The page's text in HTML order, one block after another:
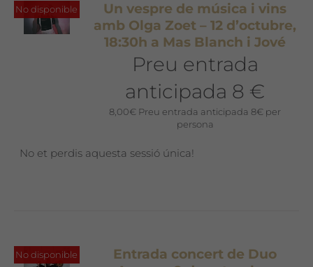
No disponible
Un vespre de música i vins
amb Olga Zoet – 12 d’octubre,
18:30h a Mas Blanch i Jové
Preu entrada
anticipada 8 €
8,00€ Preu entrada anticipada 8€ per
persona
No et perdis aquesta sessió única!
No disponible
Entrada concert de Duo